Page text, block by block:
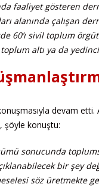
faaliyet gösteren
alanında çalışan
60’ı sivil toplum
altı ya da yedinci
devam
şöyle konuştu:
sonucunda
bir şey
söz üretmekte